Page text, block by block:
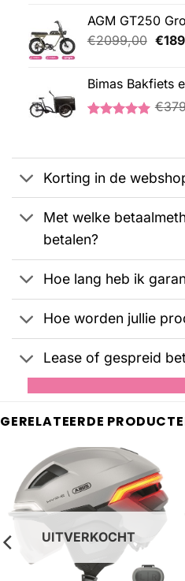
gebaseerd
op
klantbeoordelingen
AGM GT250
€2099,00 €
Bimas Bakfiets
klantbeoordelingen
€
Korting in de
Met welke
betalen?
Hoe lang heb ik
Hoe worden jullie
Lease of gespreid
GERELATEERDE
UITVERKOCHT